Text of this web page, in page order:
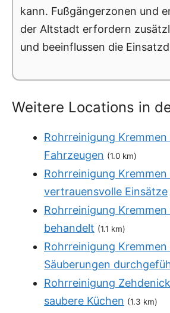
kann. Fußgängerzonen und
der Altstadt erfordern
und beeinflussen die
Weitere Locations in
Rohrreinigung
Fahrzeugen (1.0 km)
Rohrreinigung
vertrauensvolle Einsätze
Rohrreinigung
behandelt (1.1 km)
Rohrreinigung
Säuberungen
Rohrreinigung
saubere Küchen (1.3 km)